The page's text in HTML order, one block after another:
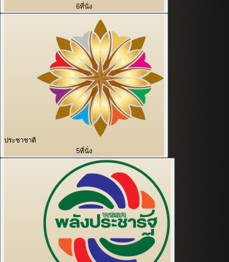
6ที่นั่ง
ประชาชาติ
5ที่นั่ง